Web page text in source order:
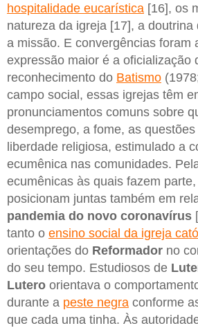
hospitalidade eucarística [16], os
natureza da igreja [17], a doutrina
a missão. E convergências foram
expressão maior é a oficialização
reconhecimento do Batismo
campo social, essas igrejas têm
pronunciamentos comuns sobre
desemprego, a fome, as
liberdade religiosa, estimulado a
ecumênica nas comunidades.
ecumênicas às quais fazem
posicionam juntas também em
pandemia do novo coronavírus
tanto o ensino social da igreja
orientações do Reformador no
do seu tempo. Estudiosos de
Lutero orientava o
durante a peste negra conforme
que cada uma tinha. Às